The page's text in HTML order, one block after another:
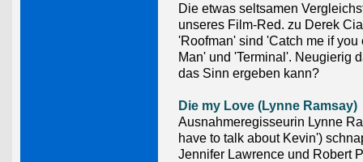
Die etwas seltsamen
unseres Film-Red. zu Derek
'Roofman' sind 'Catch me if you
Man' und 'Terminal'. Neugierig
das Sinn ergeben kann?
Die my Love (Lynne Ramsay)
Ausnahmeregisseurin Lynne
have to talk about Kevin')
Jennifer Lawrence und Robert